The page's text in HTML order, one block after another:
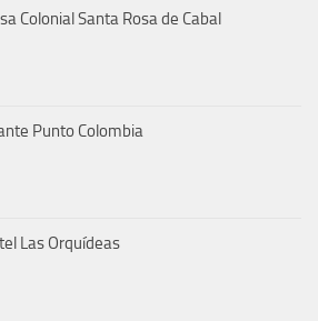
Colonial Santa Rosa de Cabal
Punto Colombia
Las Orquídeas